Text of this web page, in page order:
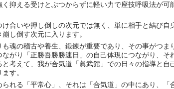
く抑える受けとぶつからずに軽い力で座技呼吸法が可
け合いや押し倒しの次元では無く、単に相手と結び自
し倒す次元に入ります。
魂の稽古や養生、鍛錬が重要であり、その事がつま
ながり「正勝吾勝勝速日」の自己体現につながり、そ
考えて、我が合気道「眞武館」での日々の指導と自
す。
られる「平常心」、それは「合気道」の中にあり、「